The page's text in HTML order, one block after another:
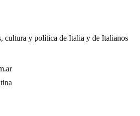
cultura y política de Italia y de Italianos